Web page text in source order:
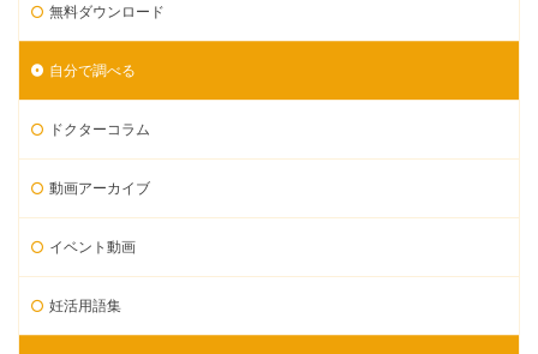
無料ダウンロード
自分で調べる
ドクターコラム
動画アーカイブ
イベント動画
妊活用語集